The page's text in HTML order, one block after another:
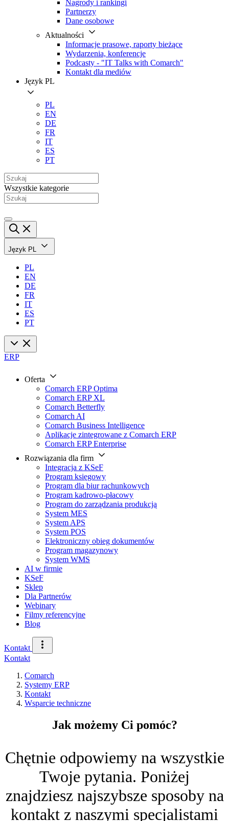
Nagrody i rankingi
Partnerzy
Dane osobowe
Aktualności
Informacje prasowe, raporty bieżące
Wydarzenia, konferencje
Podcasty - "IT Talks with Comarch"
Kontakt dla mediów
Język PL
PL
EN
DE
FR
IT
ES
PT
Wszystkie kategorie
Język PL
PL
EN
DE
FR
IT
ES
PT
ERP
Oferta
Comarch ERP Optima
Comarch ERP XL
Comarch Betterfly
Comarch AI
Comarch Business Intelligence
Aplikacje zintegrowane z Comarch ERP
Comarch ERP Enterprise
Rozwiązania dla firm
Integracja z KSeF
Program księgowy
Program dla biur rachunkowych
Program kadrowo-płacowy
Program do zarządzania produkcją
System MES
System APS
System POS
Elektroniczny obieg dokumentów
Program magazynowy
System WMS
AI w firmie
KSeF
Sklep
Dla Partnerów
Webinary
Filmy referencyjne
Blog
Kontakt
Kontakt
Comarch
Systemy ERP
Kontakt
Wsparcie techniczne
Jak możemy Ci pomóc?
Chętnie odpowiemy na wszystkie
Twoje pytania. Poniżej
znajdziesz najszybsze sposoby na
kontakt z naszymi specjalistami